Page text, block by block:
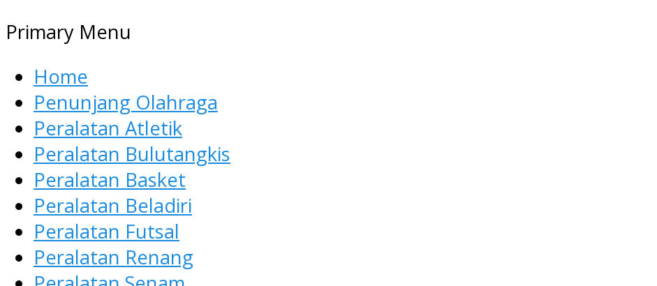
Primary Menu
Home
Penunjang Olahraga
Peralatan Atletik
Peralatan Bulutangkis
Peralatan Basket
Peralatan Beladiri
Peralatan Futsal
Peralatan Renang